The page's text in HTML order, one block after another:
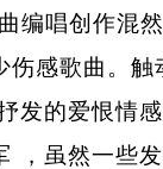
编唱创作混
感歌曲。
的爱恨情
，虽然一些